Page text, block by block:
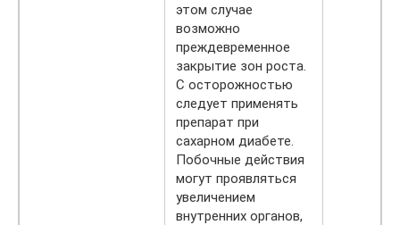
этом случае
возможно
преждевременное
закрытие зон роста.
С осторожностью
следует применять
препарат при
сахарном диабете.
Побочные действия
могут проявляться
увеличением
внутренних органов,